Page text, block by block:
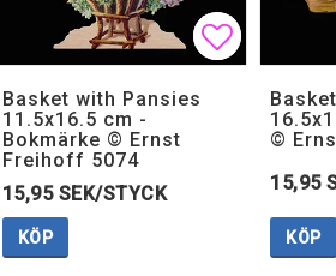
till i favoritlistan
till i favoritlistanLägg till
Lägg till
Basket with Pansies
11.5x16.5 cm -
Bokmärke © Ernst
Freihoff 5074
15,95 SEK/STYCK
KÖP
©
15,95
KÖP